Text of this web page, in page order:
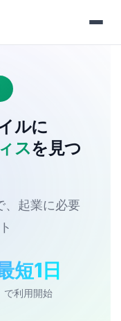
ルに
スを見つ
、起業に必要
短1日
で利用開始